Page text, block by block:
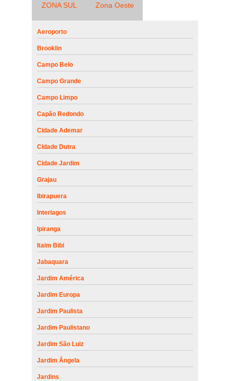
ZONA SUL Zona Oeste
Aeroporto
Brooklin
Campo Belo
Campo Grande
Campo Limpo
Capão Redondo
Cidade Ademar
Cidade Dutra
Cidade Jardim
Grajau
Ibirapuera
Interlagos
Ipiranga
Itaim Bibi
Jabaquara
Jardim América
Jardim Europa
Jardim Paulista
Jardim Paulistano
Jardim São Luiz
Jardim Ângela
Jardins